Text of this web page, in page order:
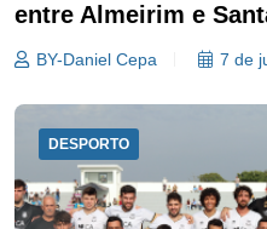
entre Almeirim e
BY-Daniel Cepa 7 de
DESPORTO